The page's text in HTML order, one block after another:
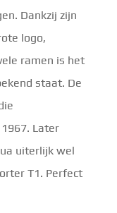
Dankzij zijn
logo,
ramen is het
staat. De
Later
uiterlijk wel
T1. Perfect